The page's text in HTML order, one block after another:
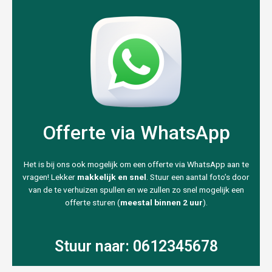
Offerte via WhatsApp
Het is bij ons ook mogelijk om een offerte via WhatsApp aan te
vragen! Lekker makkelijk en snel . Stuur een aantal foto’s door
van de te verhuizen spullen en we zullen zo snel mogelijk een
offerte sturen (meestal binnen 2 uur).
Stuur naar: 0612345678